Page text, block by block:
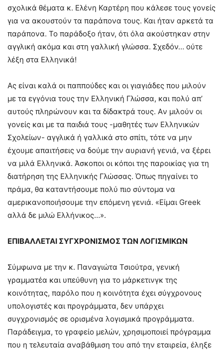
σχολικά θέματα κ. Ελένη Καρτέρη που κάλεσε τους γονείς
για να ακουστούν τα παράπονα τους. Και ήταν αρκετά τα
παράπονα. Το παράδοξο ήταν, ότι όλα ακούστηκαν στην
αγγλική ακόμα και στη γαλλική γλώσσα. Σχεδόν… ούτε
λέξη στα Ελληνικά!
Ας είναι καλά οι παππούδες και οι γιαγιάδες που μιλούν
με τα εγγόνια τους την Ελληνική Γλώσσα, και πολύ απ’
αυτούς πληρώνουν και τα δίδακτρά τους. Aν μιλούν οι
γονείς και με τα παιδιά τους -μαθητές των Ελληνικών
Σχολείων- αγγλικά ή γαλλικά στο σπίτι, τότε να μην
έχουμε απαιτήσεις να δούμε την αυριανή γενιά, να ξέρει
να μιλά Ελληνικά. Άσκοποι οι κόποι της παροικίας για τη
διατήρηση της Ελληνικής Γλώσσας. Όπως πηγαίνει το
πράμα, θα καταντήσουμε πολύ πιο σύντομα να
αμερικανοποιήσουμε την επόμενη γενιά. «Είμαι Greek
αλλά δε μιλώ Ελλήνικος…».
ΕΠΙΒΑΛΛΕΤΑΙ ΣΥΓΧΡΟΝΙΣΜΟΣ ΤΩΝ ΛΟΓΙΣΜΙΚΩΝ
Σύμφωνα με την κ. Παναγιώτα Τσιούτρα, γενική
γραμματέα και υπεύθυνη για το μάρκετινγκ της
κοινότητας, παρόλο που η κοινότητα έχει σύγχρονους
υπολογιστές και προγράμματα, δεν υπάρχει
συγχρονισμός σε ορισμένα λογισμικά προγράμματα.
Παράδειγμα, το γραφείο μελών, χρησιμοποιεί πρόγραμμα
που η τελευταία αναβάθμιση του από την εταιρεία, έληξε